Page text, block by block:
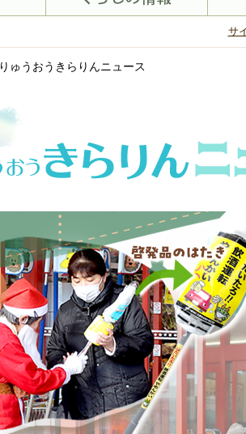
サ
りゅうおうきらりんニュース